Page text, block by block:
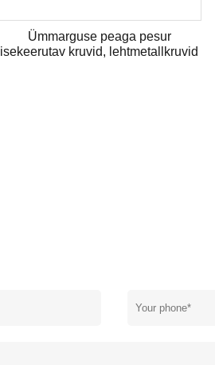
Ümmarguse peaga pesur
isekeerutav kruvid, lehtmetallkruvid